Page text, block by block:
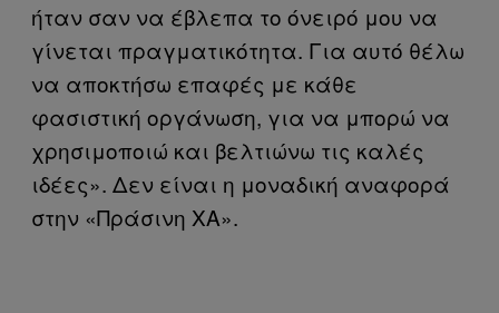
ήταν σαν να έβλεπα το όνειρό μου να
γίνεται πραγματικότητα. Για αυτό θέλω
να αποκτήσω επαφές με κάθε
φασιστική οργάνωση, για να μπορώ να
χρησιμοποιώ και βελτιώνω τις καλές
ιδέες». Δεν είναι η μοναδική αναφορά
στην «Πράσινη ΧΑ».